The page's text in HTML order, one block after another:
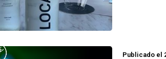
Publicado el